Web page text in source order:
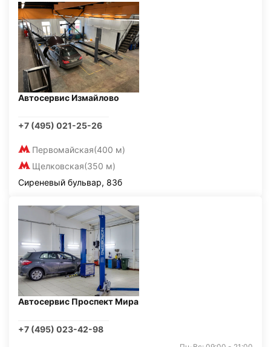
Автосервис Измайлово
+7 (495) 021-25-26
Первомайская(400 м)
Щелковская(350 м)
Сиреневый бульвар, 83б
Автосервис Проспект Мира
+7 (495) 023-42-98